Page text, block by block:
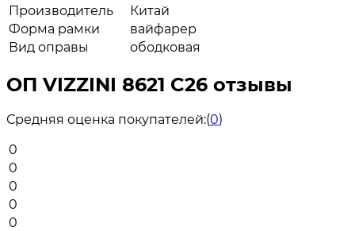
Производитель
Китай
Форма рамки
вайфарер
Вид оправы
ободковая
ОП VIZZINI 8621 C26 отзывы
Средняя оценка покупателей:(0)
0
0
0
0
0